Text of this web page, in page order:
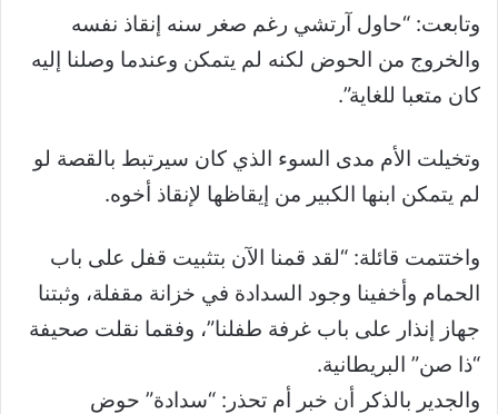
وتابعت: “حاول آرتشي رغم صغر سنه إنقاذ نفسه
والخروج من الحوض لكنه لم يتمكن وعندما وصلنا إليه
كان متعبا للغاية”.
وتخيلت الأم مدى السوء الذي كان سيرتبط بالقصة لو
لم يتمكن ابنها الكبير من إيقاظها لإنقاذ أخوه.
واختتمت قائلة: “لقد قمنا الآن بتثبيت قفل على باب
الحمام وأخفينا وجود السدادة في خزانة مقفلة، وثبتنا
جهاز إنذار على باب غرفة طفلنا”، وفقما نقلت صحيفة
“ذا صن” البريطانية.
والجدير بالذكر أن خبر أم تحذر: “سدادة” حوض